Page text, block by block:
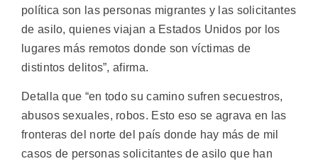
política son las personas migrantes y las solicitantes
de asilo, quienes viajan a Estados Unidos por los
lugares más remotos donde son víctimas de
distintos delitos”, afirma.
Detalla que “en todo su camino sufren secuestros,
abusos sexuales, robos. Esto eso se agrava en las
fronteras del norte del país donde hay más de mil
casos de personas solicitantes de asilo que han